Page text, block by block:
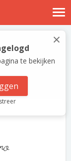
×
te bekijken